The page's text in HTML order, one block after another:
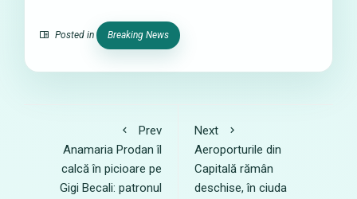
Posted in Breaking News
Prev
Anamaria Prodan îl
calcă în picioare pe
Gigi Becali: patronul
Next
Aeroporturile din
Capitală rămân
deschise, în ciuda